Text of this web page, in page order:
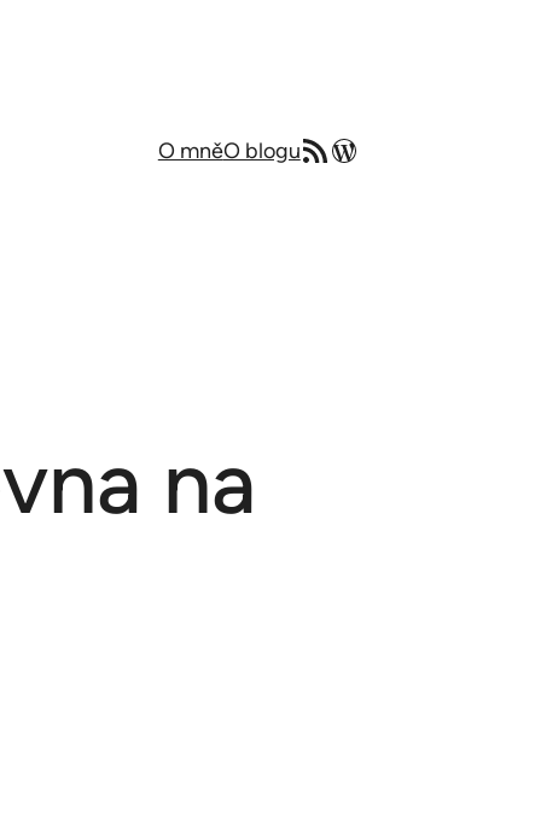
O mněO bloguRSS zdrojMůj blog v angličtině
na